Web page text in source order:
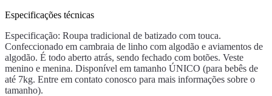
Especificações técnicas
Especificação: Roupa tradicional de batizado com touca.
Confeccionado em cambraia de linho com algodão e aviamentos de
algodão. É todo aberto atrás, sendo fechado com botões. Veste
menino e menina. Disponível em tamanho ÚNICO (para bebês de
até 7kg. Entre em contato conosco para mais informações sobre o
tamanho).